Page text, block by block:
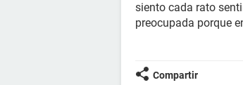
siento cada rato
preocupada porque
Compartir